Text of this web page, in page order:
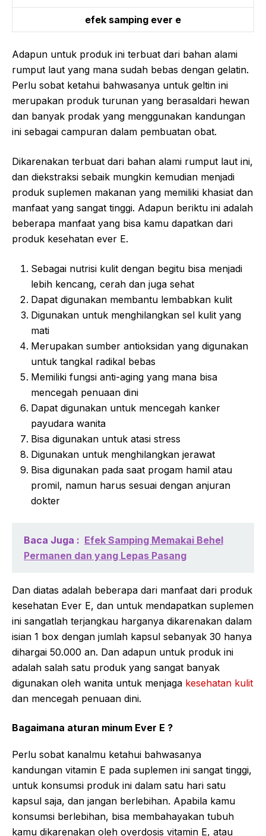
efek samping ever e
Adapun untuk produk ini terbuat dari bahan alami
rumput laut yang mana sudah bebas dengan gelatin.
Perlu sobat ketahui bahwasanya untuk geltin ini
merupakan produk turunan yang berasaldari hewan
dan banyak prodak yang menggunakan kandungan
ini sebagai campuran dalam pembuatan obat.
Dikarenakan terbuat dari bahan alami rumput laut ini,
dan diekstraksi sebaik mungkin kemudian menjadi
produk suplemen makanan yang memiliki khasiat dan
manfaat yang sangat tinggi. Adapun beriktu ini adalah
beberapa manfaat yang bisa kamu dapatkan dari
produk kesehatan ever E.
Sebagai nutrisi kulit dengan begitu bisa menjadi
lebih kencang, cerah dan juga sehat
Dapat digunakan membantu lembabkan kulit
Digunakan untuk menghilangkan sel kulit yang
mati
Merupakan sumber antioksidan yang digunakan
untuk tangkal radikal bebas
Memiliki fungsi anti-aging yang mana bisa
mencegah penuaan dini
Dapat digunakan untuk mencegah kanker
payudara wanita
Bisa digunakan untuk atasi stress
Digunakan untuk menghilangkan jerawat
Bisa digunakan pada saat progam hamil atau
promil, namun harus sesuai dengan anjuran
dokter
Baca Juga : Efek Samping Memakai Behel
Permanen dan yang Lepas Pasang
Dan diatas adalah beberapa dari manfaat dari produk
kesehatan Ever E, dan untuk mendapatkan suplemen
ini sangatlah terjangkau harganya dikarenakan dalam
isian 1 box dengan jumlah kapsul sebanyak 30 hanya
dihargai 50.000 an. Dan adapun untuk produk ini
adalah salah satu produk yang sangat banyak
digunakan oleh wanita untuk menjaga kesehatan kulit
dan mencegah penuaan dini.
Bagaimana aturan minum Ever E ?
Perlu sobat kanalmu ketahui bahwasanya
kandungan vitamin E pada suplemen ini sangat tinggi,
untuk konsumsi produk ini dalam satu hari satu
kapsul saja, dan jangan berlebihan. Apabila kamu
konsumsi berlebihan, bisa membahayakan tubuh
kamu dikarenakan oleh overdosis vitamin E, atau